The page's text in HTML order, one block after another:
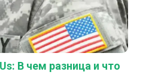
В чем разница и что